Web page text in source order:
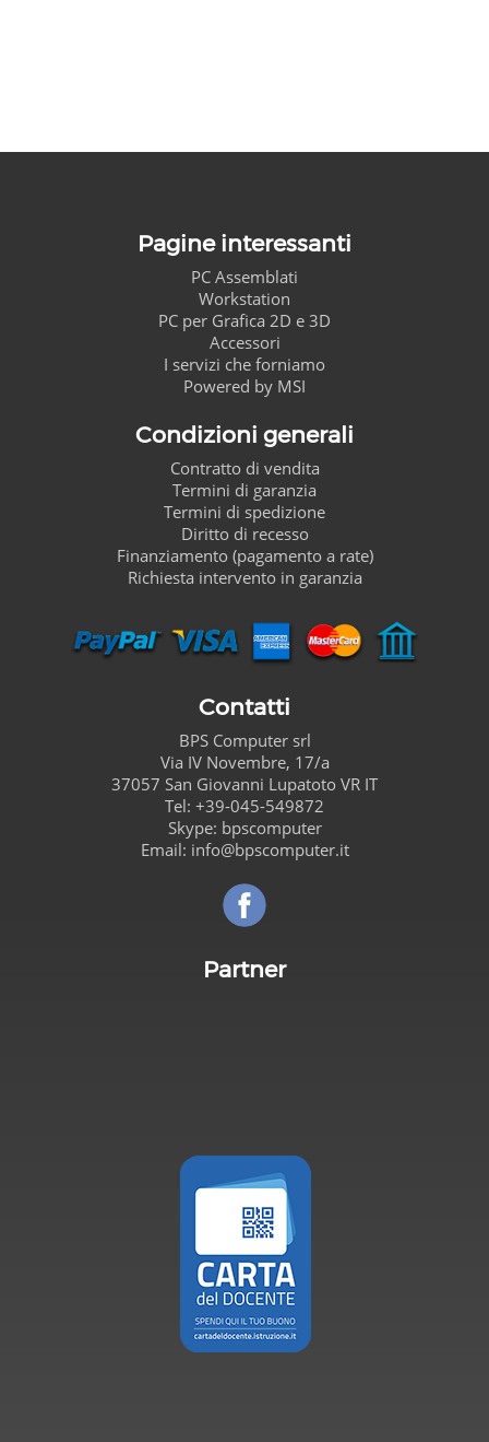
Pagine interessanti
PC Assemblati
Workstation
PC per Grafica 2D e 3D
Accessori
I servizi che forniamo
Powered by MSI
Condizioni generali
Contratto di vendita
Termini di garanzia
Termini di spedizione
Diritto di recesso
Finanziamento (pagamento a rate)
Richiesta intervento in garanzia
Contatti
BPS Computersrl
Via IV Novembre, 17/a
37057 San Giovanni Lupatoto VR IT
Tel: +39-045-549872
Skype: bpscomputer
Email: info@bpscomputer.it
Partner